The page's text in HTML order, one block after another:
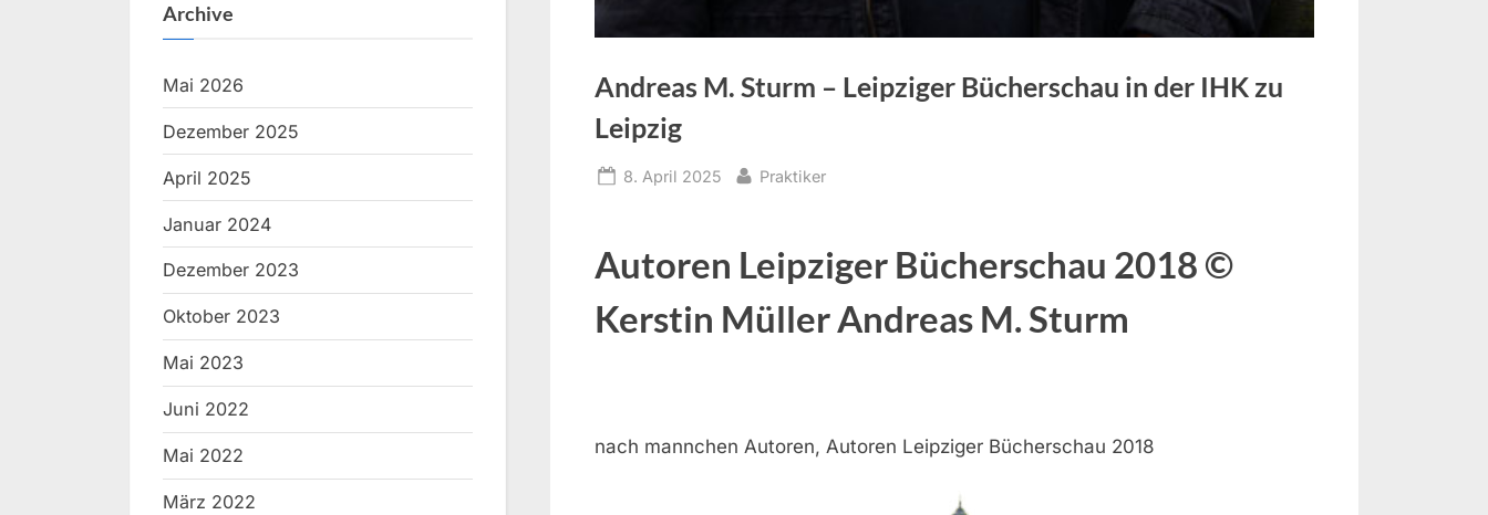
Andreas M. Sturm – Leipziger Bücherschau in der IHK zu
Leipzig
Posted
8. April 2025 By
Praktiker
Autoren Leipziger Bücherschau 2018 ©
Kerstin Müller Andreas M. Sturm
nach mannchen Autoren, Autoren Leipziger Bücherschau 2018
Archive
Mai 2026
Dezember 2025
April 2025
Januar 2024
Dezember 2023
Oktober 2023
Mai 2023
Juni 2022
Mai 2022
März 2022